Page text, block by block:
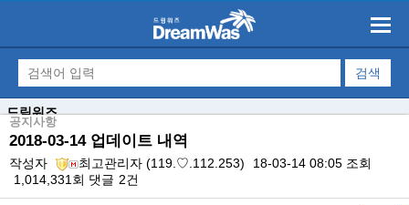
드림워즈
공지사항
2018-03-14 업데이트 내역
작성자 최고관리자 (119.♡.112.253) 18-03-14 08:05 조회
1,014,331회 댓글 2건